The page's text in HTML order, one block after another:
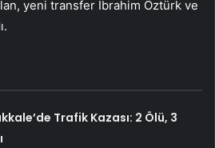
yeni transfer İbrahim Öztürk ve
Trafik Kazası: 2 Ölü, 3